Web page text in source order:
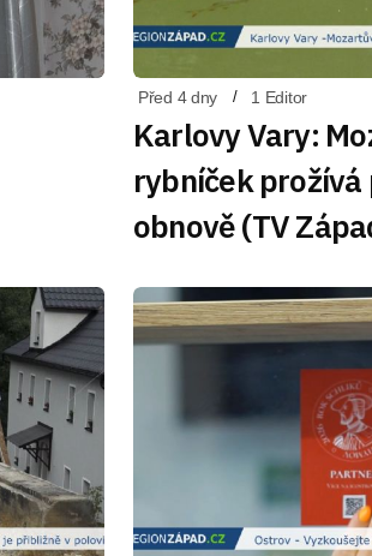
Před 4 dny 1 Editor
Karlovy Vary:
rybníček
obnově (TV